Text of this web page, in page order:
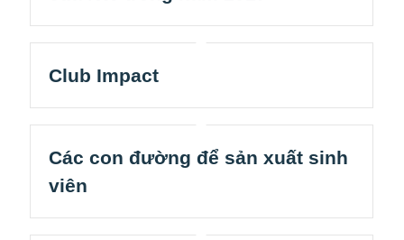
Club Impact
Các con đường để sản xuất sinh
viên